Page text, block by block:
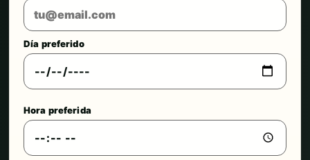
Día preferido
Hora preferida